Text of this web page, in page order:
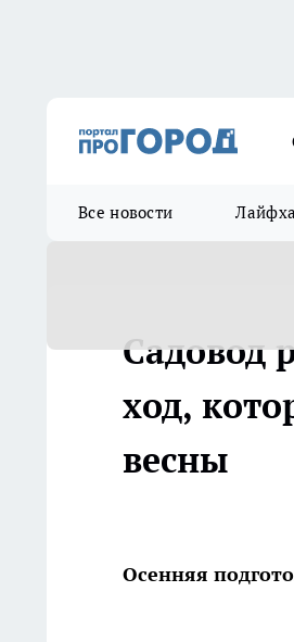
Все новости
Садовод
ход,
весны
Осенняя